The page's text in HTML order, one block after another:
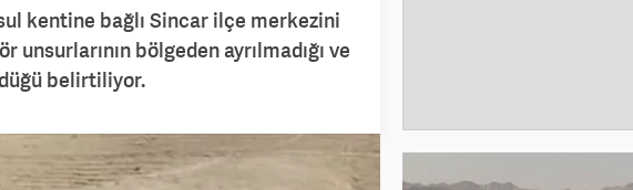
kentine bağlı Sincar ilçe merkezini
unsurlarının bölgeden ayrılmadığı ve
belirtiliyor.